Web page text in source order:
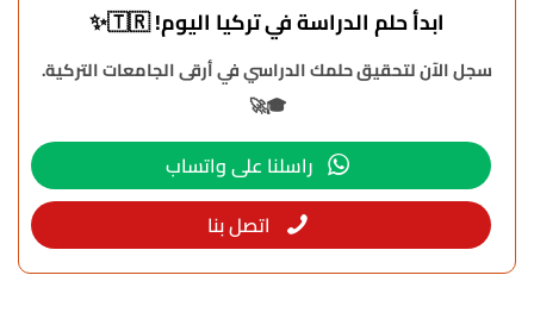
ابدأ حلم الدراسة في تركيا اليوم! 🇹🇷✨
سجل الآن لتحقيق حلمك الدراسي في أرقى الجامعات التركية.
🎓🚀
راسلنا على واتساب
اتصل بنا